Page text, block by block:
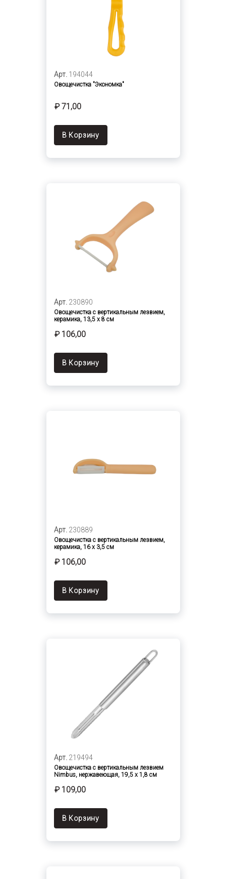
Арт. 194044
Овощечистка "Экономка"
₽ 71,00
В Корзину
Арт. 230890
Овощечистка с вертикальным лезвием,
керамика, 13,5 х 8 см
₽ 106,00
В Корзину
Арт. 230889
Овощечистка с вертикальным лезвием,
керамика, 16 х 3,5 см
₽ 106,00
В Корзину
Арт. 219494
Овощечистка с вертикальным лезвием
Nimbus, нержавеющая, 19,5 х 1,8 см
₽ 109,00
В Корзину